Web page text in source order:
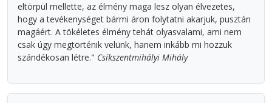
eltörpül mellette, az élmény maga lesz olyan élvezetes,
hogy a tevékenységet bármi áron folytatni akarjuk, pusztán
magáért. A tökéletes élmény tehát olyasvalami, ami nem
csak úgy megtörténik velünk, hanem inkább mi hozzuk
szándékosan létre." Csíkszentmihályi Mihály